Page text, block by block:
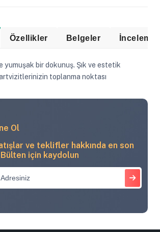
Özellikler Belgeler
yumuşak bir dokunuş. Şık ve estetik
toplanma noktası
Ol
ve teklifler hakkında en son
için kaydolun